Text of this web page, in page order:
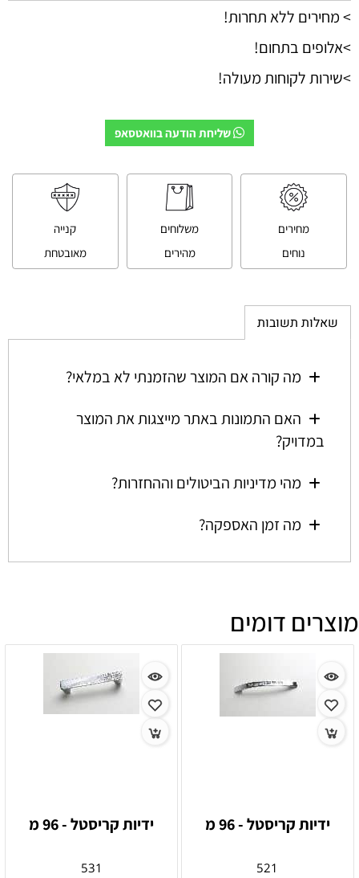
> מחירים ללא תחרות!
>אלופים בתחום!
>שירות לקוחות מעולה!
שליחת הודעה בוואטסאפ
מחירים
נוחים
משלוחים
מהירים
קנייה
מאובטחת
שאלות תשובות
מה קורה אם המוצר שהזמנתי לא במלאי?
האם התמונות באתר מייצגות את המוצר
במדויק?
מהי מדיניות הביטולים וההחזרות?
מה זמן האספקה?
מוצרים דומים
ידיות קריסטל - 96 מ
521
ידיות קריסטל - 96 מ
531